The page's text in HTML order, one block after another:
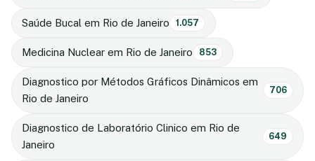
Saúde Bucal em Rio de Janeiro 1.057
Medicina Nuclear em Rio de Janeiro 853
Diagnostico por Métodos Gráficos Dinâmicos em
Rio de Janeiro
706
Diagnostico de Laboratório Clinico em Rio de
Janeiro
649